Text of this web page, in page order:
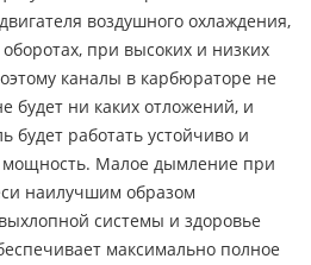
воздушного охлаждения,
при высоких и низких
каналы в карбюраторе не
будет ни каких отложений, и
будет работать устойчиво и
мощность. Малое дымление при
наилучшим образом
системы и здоровье
максимально полное